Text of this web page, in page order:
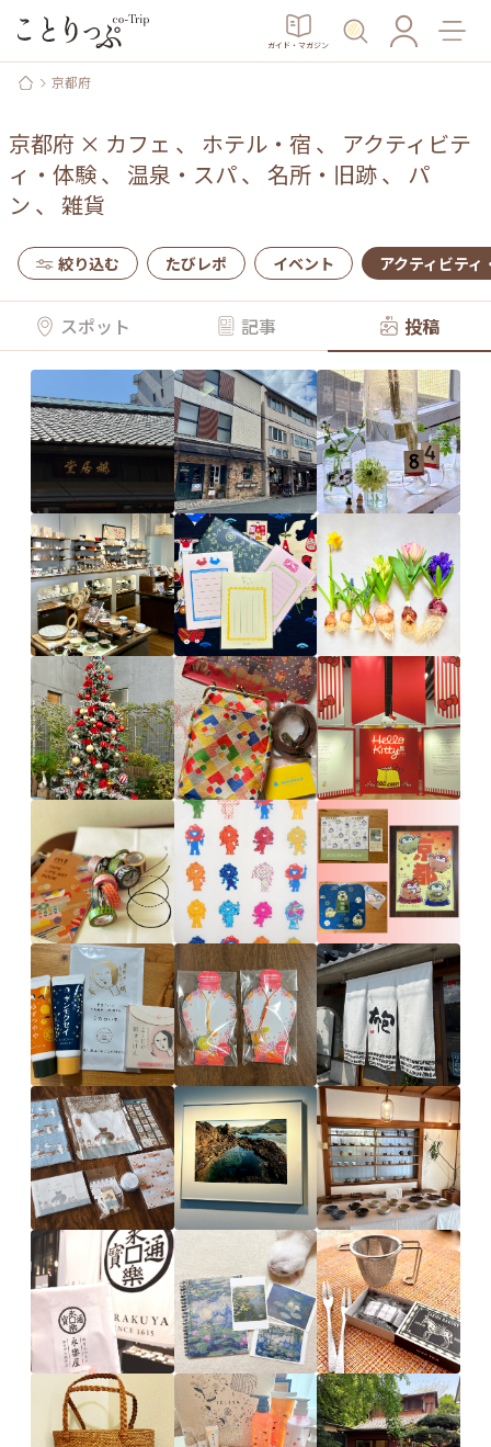
ガイド・マガジン
京都府
京都府 × カフェ 、 ホテル・宿 、 アクティビテ
ィ・体験、 温泉・スパ、 名所・旧跡、 パ
ン 、 雑貨
絞り込む たびレポ イベント アクティビティ
スポット 記事 投稿